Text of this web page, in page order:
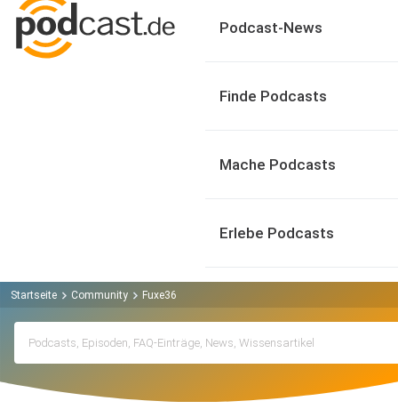
Podcast-News
Finde Podcasts
Mache Podcasts
Erlebe Podcasts
Startseite Community Fuxe36